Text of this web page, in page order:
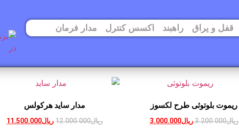
قفل و یراق راهبند اکسس کنترل مدار فرمان
ریموت بلوتوثی طرح لکسوز
ریال3.200.000 ریال3.000.000
مدار ساید هرکولس
ریال12.000.000 ریال11.500.000